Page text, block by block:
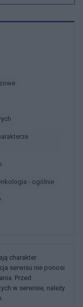
Onkologia - ogólnie
charakter
serwisu nie ponosi
Przed
w serwisie, należy